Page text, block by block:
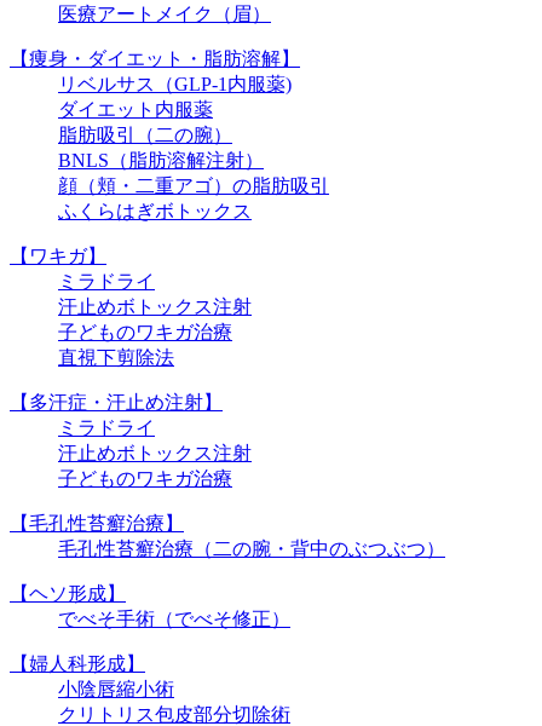
医療アートメイク（眉）
【痩身・ダイエット・脂肪溶解】
リベルサス（GLP-1内服薬)
ダイエット内服薬
脂肪吸引（二の腕）
BNLS（脂肪溶解注射）
顔（頬・二重アゴ）の脂肪吸引
ふくらはぎボトックス
【ワキガ】
ミラドライ
汗止めボトックス注射
子どものワキガ治療
直視下剪除法
【多汗症・汗止め注射】
ミラドライ
汗止めボトックス注射
子どものワキガ治療
【⽑孔性苔癬治療】
⽑孔性苔癬治療（⼆の腕・背中のぶつぶつ）
【ヘソ形成】
でべそ手術（でべそ修正）
【婦人科形成】
小陰唇縮小術
クリトリス包皮部分切除術